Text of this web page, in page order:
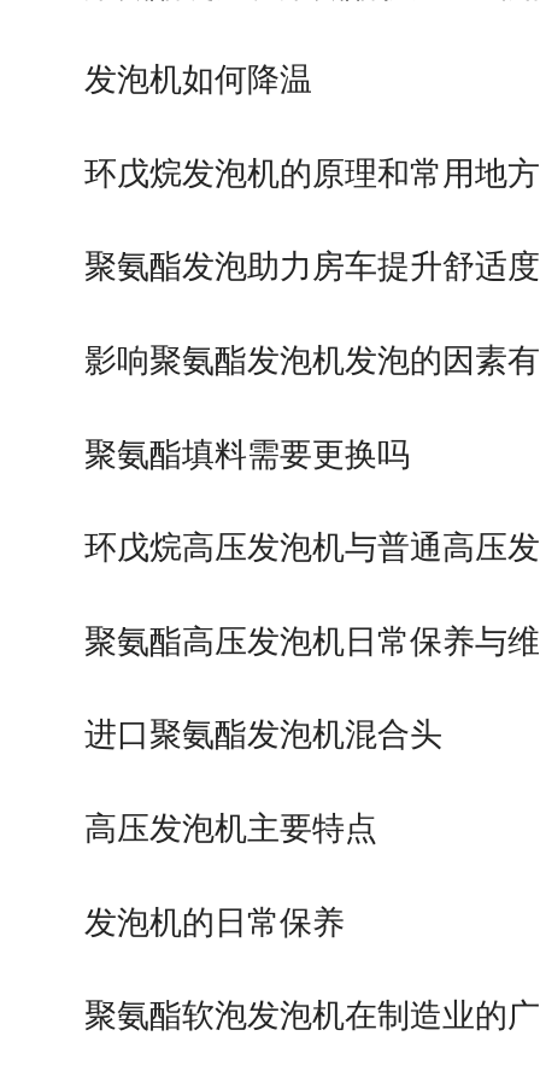
发泡机如何降温
环戊烷发泡机的原理和常用地方
聚氨酯发泡助力房车提升舒适
影响聚氨酯发泡机发泡的因素
聚氨酯填料需要更换吗
环戊烷高压发泡机与普通高压
聚氨酯高压发泡机日常保养与
进口聚氨酯发泡机混合头
高压发泡机主要特点
发泡机的日常保养
聚氨酯软泡发泡机在制造业的